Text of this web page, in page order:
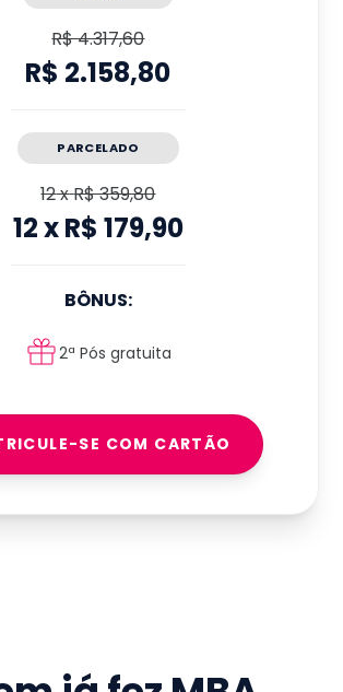
R$ 4.317,60
R$ 2.158,80
PARCELADO
12xR$ 359,80
12xR$ 179,90
BÔNUS:
2ª Pós gratuita
SE COM CARTÃO